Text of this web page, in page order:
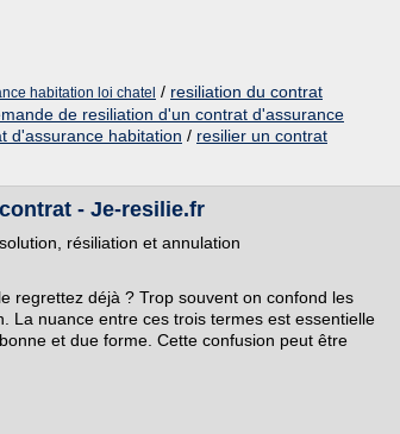
habitation loi chatel / resiliation du contrat
de resiliation d'un contrat d'assurance
d'assurance habitation / resilier un contrat
- Je-resilie.fr
résiliation et annulation
regrettez déjà ? Trop souvent on confond les
La nuance entre ces trois termes est essentielle
et due forme. Cette confusion peut être